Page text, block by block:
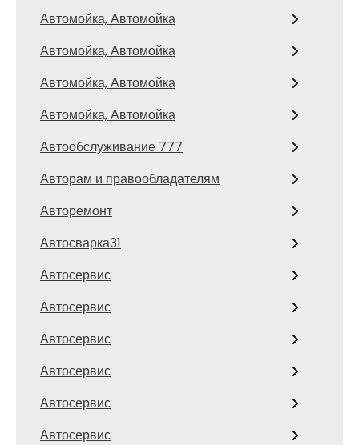
Автомойка, Автомойка
Автомойка, Автомойка
Автомойка, Автомойка
Автомойка, Автомойка
Автообслуживание 777
Авторам и правообладателям
Авторемонт
Автосварка31
Автосервис
Автосервис
Автосервис
Автосервис
Автосервис
Автосервис